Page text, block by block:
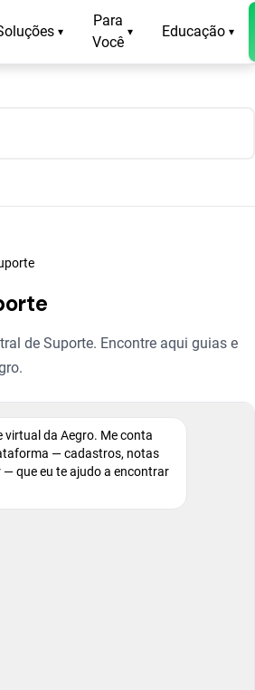
▾
Para
Você
▾ Educação ▾
de Suporte. Encontre aqui guias e
virtual da Aegro. Me conta
— cadastros, notas
que eu te ajudo a encontrar